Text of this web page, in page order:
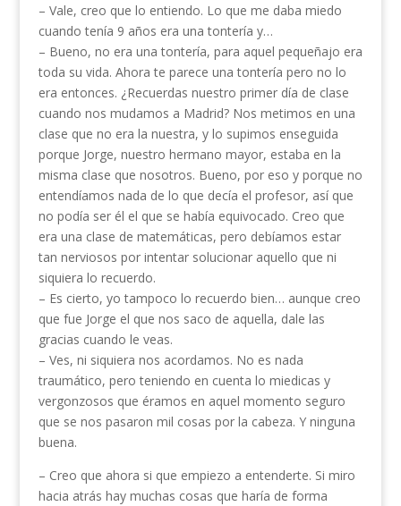
– Vale, creo que lo entiendo. Lo que me daba miedo
cuando tenía 9 años era una tontería y…
– Bueno, no era una tontería, para aquel pequeñajo era
toda su vida. Ahora te parece una tontería pero no lo
era entonces. ¿Recuerdas nuestro primer día de clase
cuando nos mudamos a Madrid? Nos metimos en una
clase que no era la nuestra, y lo supimos enseguida
porque Jorge, nuestro hermano mayor, estaba en la
misma clase que nosotros. Bueno, por eso y porque no
entendíamos nada de lo que decía el profesor, así que
no podía ser él el que se había equivocado. Creo que
era una clase de matemáticas, pero debíamos estar
tan nerviosos por intentar solucionar aquello que ni
siquiera lo recuerdo.
– Es cierto, yo tampoco lo recuerdo bien… aunque creo
que fue Jorge el que nos saco de aquella, dale las
gracias cuando le veas.
– Ves, ni siquiera nos acordamos. No es nada
traumático, pero teniendo en cuenta lo miedicas y
vergonzosos que éramos en aquel momento seguro
que se nos pasaron mil cosas por la cabeza. Y ninguna
buena.
– Creo que ahora si que empiezo a entenderte. Si miro
hacia atrás hay muchas cosas que haría de forma